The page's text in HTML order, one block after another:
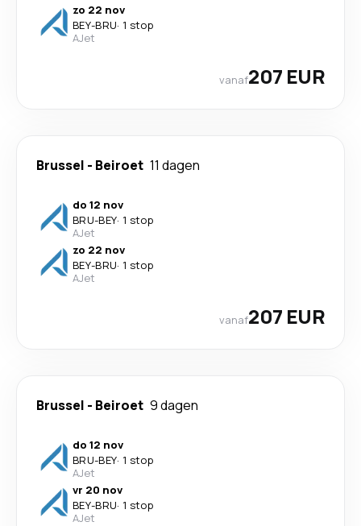
zo 22 nov
BEY-BRU· 1 stop
AJet
vanaf207 EUR
Brussel - Beiroet 11 dagen
do 12 nov
BRU-BEY· 1 stop
AJet
zo 22 nov
BEY-BRU· 1 stop
AJet
vanaf207 EUR
Brussel - Beiroet 9 dagen
do 12 nov
BRU-BEY· 1 stop
AJet
vr 20 nov
BEY-BRU· 1 stop
AJet